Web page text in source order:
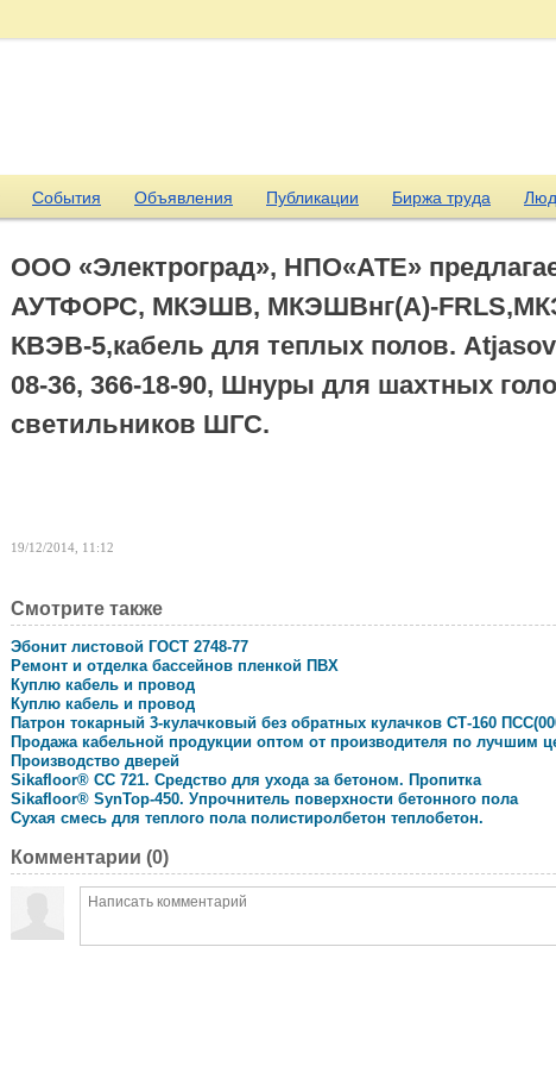
События Объявления Публикации Биржа труда
ООО «Электроград», НПО«АТЕ»
АУТФОРС, МКЭШВ, МКЭШВнг(А)-
КВЭВ-5,кабель для теплых полов.
08-36, 366-18-90, Шнуры для шахтных
светильников ШГС.
19/12/2014, 11:12
Смотрите также
Эбонит листовой ГОСТ 2748-77
Ремонт и отделка бассейнов пленкой ПВХ
Куплю кабель и провод
Куплю кабель и провод
Патрон токарный 3-кулачковый без обратных кулачков СТ-160
Продажа кабельной продукции оптом от производителя по лучшим
Производство дверей
Sikafloor® CC 721. Средство для ухода за бетоном. Пропитка
Sikafloor® SynTop-450. Упрочнитель поверхности бетонного пола
Cухая смесь для теплого пола полистиролбетон теплобетон.
Комментарии (0)